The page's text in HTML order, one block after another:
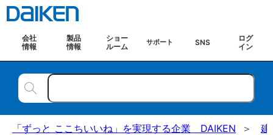
会社
情報
製品
情報
ショー
ルーム
サポート SNS
ログ
イン
「ずっと ここちいいね」を実現する企業 DAIKEN 建